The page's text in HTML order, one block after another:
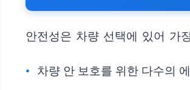
안전성은 차량 선택에 있어 가
차량 안 보호를 위한 다수의